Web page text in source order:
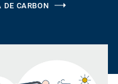
DE CARBON